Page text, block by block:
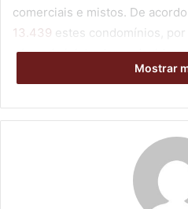
comerciais e mistos. De
13.439 estes condomínios,
e/ou administradores
comunicar a Delegacia da
violência doméstica e familiar
adolescentes ou idosos
condominiais ou nas áreas
encontro nesta sexta
Mostrar